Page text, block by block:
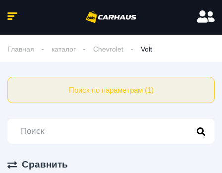
Главная каталог Chevrolet Volt
Поиск по параметрам (1)
Сравнить